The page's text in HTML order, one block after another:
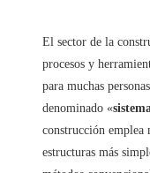
El sector de la
procesos y
para muchas
denominado «
construcción emplea
estructuras más